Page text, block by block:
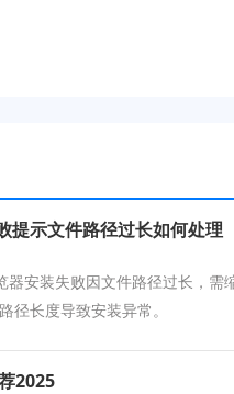
示文件路径过长如何处理
安装失败因文件路径过长，需
径长度导致安装异常。
2025